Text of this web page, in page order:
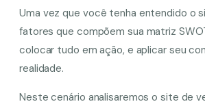
Uma vez que você tenha entendido o
fatores que compõem sua matriz
colocar tudo em ação, e aplicar seu
realidade.
Neste cenário analisaremos o site de